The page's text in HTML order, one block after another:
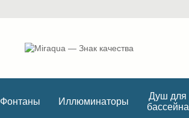
Фонтаны Иллюминаторы
Душ для
бассейна